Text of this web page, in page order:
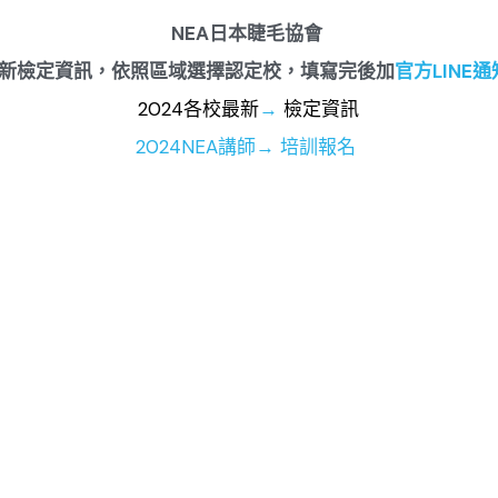
NEA日本睫毛協會
檢定資訊，依照區域選擇認定校，填寫完後加官方LINE
2024各校最新→ 檢定資訊
2024NEA講師→ 培訓報名